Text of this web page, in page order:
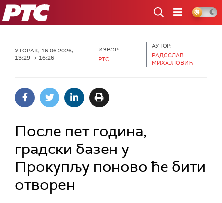
РТС
УТОРАК, 16.06.2026,
13:29 -> 16:26
ИЗВОР:
РТС
АУТОР:
РАДОСЛАВ
МИХАЈЛОВИЋ
После пет година,
градски базен у
Прокупљу поново ће бити
отворен